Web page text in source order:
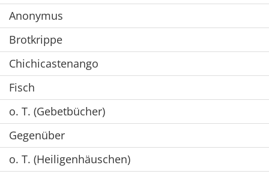
Anonymus
Brotkrippe
Chichicastenango
Fisch
o. T. (Gebetbücher)
Gegenüber
o. T. (Heiligenhäuschen)